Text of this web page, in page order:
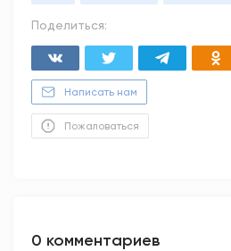
Поделиться:
Написать нам
Пожаловаться
0 комментариев